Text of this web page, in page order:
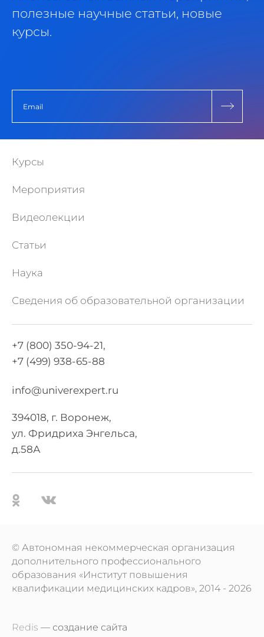
полезные научные статьи, новые
курсы.
Курсы
Мероприятия
Видеолекции
Статьи
Наука
Сведения об образовательной организации
+7 (800) 350-94-21,
+7 (499) 938-65-88
info@univerexpert.ru
394018, г. Воронеж,
ул. Фридриха Энгельса,
д.58А
© Автономная некоммерческая организация
дополнительного профессионального
образования «Институт повышения
квалификации медицинских кадров», 2014 ‐ 2026
Redis — создание сайта